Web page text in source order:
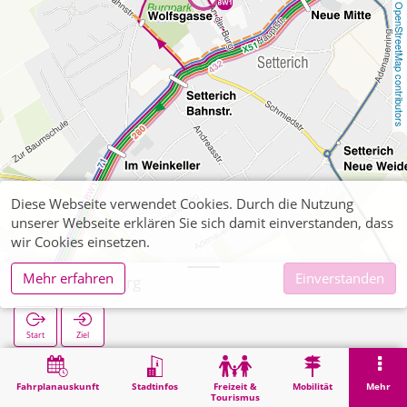
OpenStreetMap contributors
Fahrplanauskunft Stadtinfos
Freizeit &
Tourismus
Mobilität Mehr
Setterich Burg
Start Ziel
Suche
Diese Webseite verwendet Cookies. Durch die Nutzung
unserer Webseite erklären Sie sich damit einverstanden, dass
wir Cookies einsetzen.
Mehr erfahren
Einverstanden